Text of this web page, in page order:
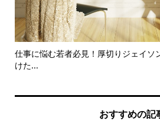
仕事に悩む若者必見！厚切りジェイソ
けた...
おすすめの記